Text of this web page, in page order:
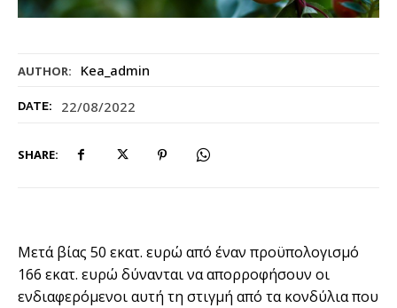
AUTHOR: Kea_admin
DATE: 22/08/2022
SHARE:
Μετά βίας 50 εκατ. ευρώ από έναν προϋπολογισµό
166 εκατ. ευρώ δύνανται να απορροφήσουν οι
ενδιαφερόµενοι αυτή τη στιγµή από τα κονδύλια που